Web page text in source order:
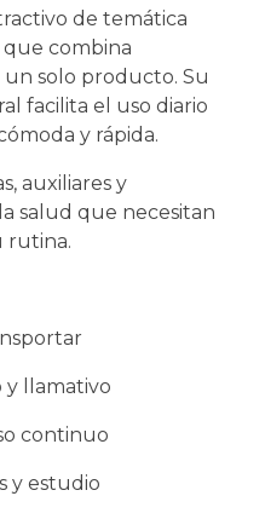
de temática
que combina
solo producto. Su
facilita el uso diario
y rápida.
auxiliares y
salud que necesitan
rutina.
y llamativo
continuo
y estudio